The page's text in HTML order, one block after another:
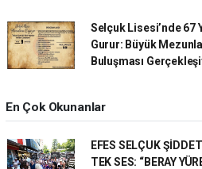
Selçuk Lisesi’nde 67
Gurur: Büyük
Buluşması
En Çok Okunanlar
EFES SELÇUK
TEK SES: “BERAY